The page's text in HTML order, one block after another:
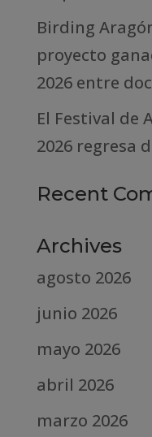
Birding
proyecto
2026 entre
El Festival de
2026 regresa
Recent
Archives
agosto 2026
junio 2026
mayo 2026
abril 2026
marzo 2026